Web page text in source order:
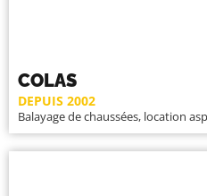
COLAS
DEPUIS 2002
Balayage de chaussées, location